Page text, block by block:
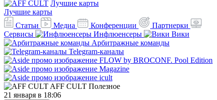
Лучшие карты
Лучшие карты
Статьи
Медиа Конференции
Партнерки
Сервисы
Инфлюенсеры
Вики
Арбитражные команды
Telegram-каналы
AFF CULT Полезное
21 января в 18:06